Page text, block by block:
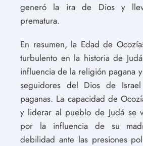
generó la ira de Dios y
prematura.
En resumen, la Edad de
turbulento en la historia de
influencia de la religión pagana
seguidores del Dios de
paganas. La capacidad de
y liderar al pueblo de Judá se
por la influencia de su
debilidad ante las presiones